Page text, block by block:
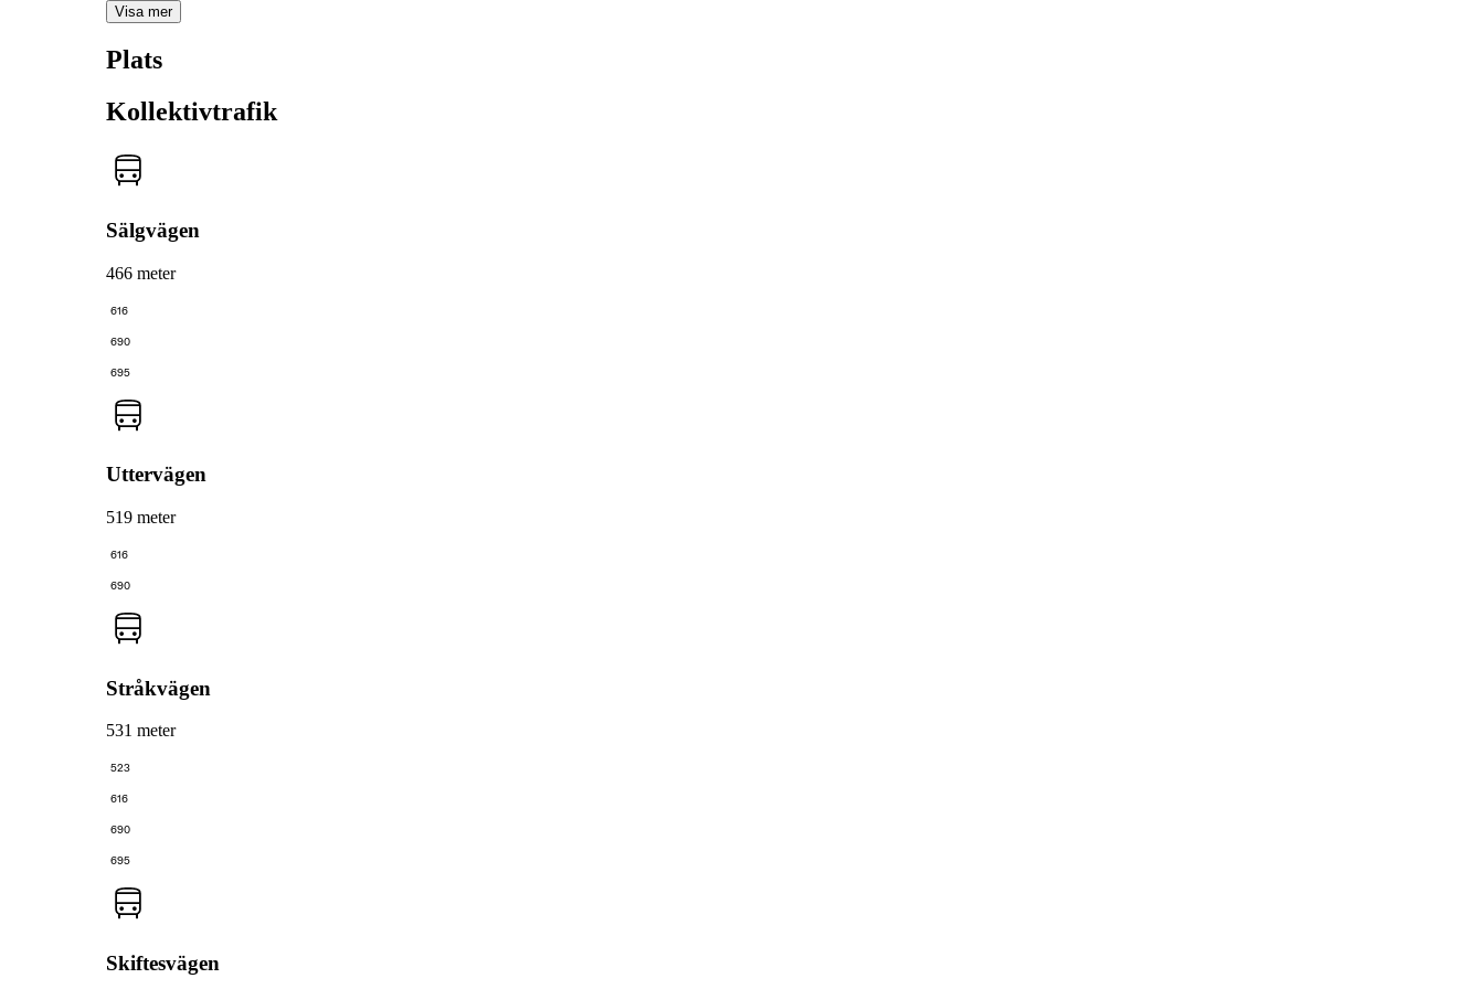
Visa mer
Plats
Kollektivtrafik
Sälgvägen
466 meter
616
690
695
Uttervägen
519 meter
616
690
Stråkvägen
531 meter
523
616
690
695
Skiftesvägen